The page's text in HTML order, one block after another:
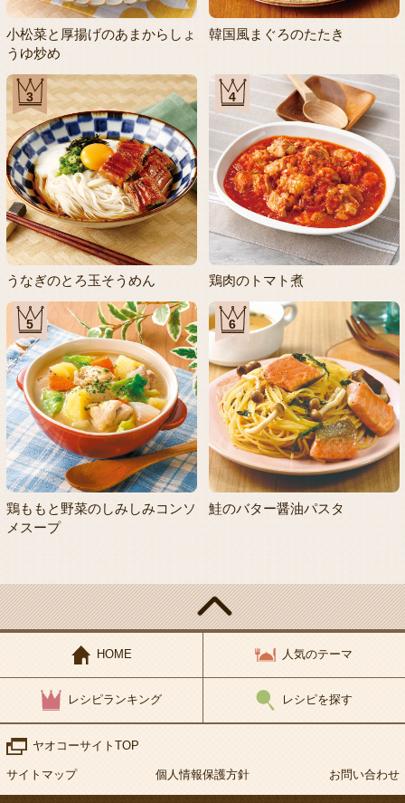
小松菜と厚揚げのあまからしょ
うゆ炒め
韓国風まぐろのたたき
3
うなぎのとろ玉そうめん
4
鶏肉のトマト煮
5
鶏ももと野菜のしみしみコンソ
メスープ
6
鮭のバター醤油パスタ
HOME 人気のテーマ
レシピランキング レシピを探す
ヤオコーサイトTOP
サイトマップ 個人情報保護方針 お問い合わせ